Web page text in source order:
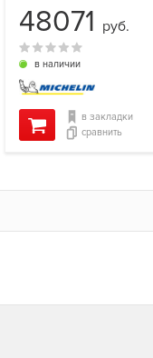
в наличии
в закладки
сравнить
48071 руб.